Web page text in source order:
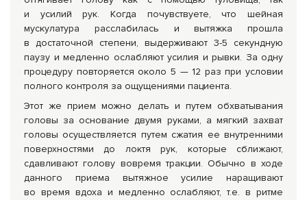
и усилий рук. Когда почувствуете, что шейная
мускулатура расслабилась и вытяжка прошла
в достаточной степени, выдерживают 3-5 секундную
паузу и медленно ослабляют усилия и рывки. За одну
процедуру повторяется около 5 — 12 раз при условии
полного контроля за ощущениями пациента.
Этот же прием можно делать и путем обхватывания
головы за основание двумя руками, а мягкий захват
головы осуществляется путем сжатия ее внутренними
поверхностями до локтя рук, которые сближают,
сдавливают голову вовремя тракции. Обычно в ходе
данного приема вытяжное усилие наращивают
во время вдоха и медленно ослабляют, т.е. в ритме